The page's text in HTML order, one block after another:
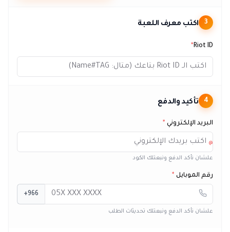
3 اكتب معرف اللعبة
Riot ID
*
4 تأكيد والدفع
البريد الإلكتروني *
@
علشان نأكد الدفع ونبعتلك الكود
رقم الموبايل *
+966
علشان نأكد الدفع ونبعتلك تحديثات الطلب